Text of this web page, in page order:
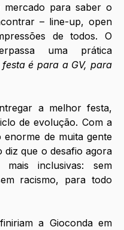
mercado para saber o
– line-up, open
de todos. O
uma prática
é para a GV, para
a melhor festa,
de evolução. Com a
de muita gente
que o desafio agora
inclusivas: sem
racismo, para todo
a Gioconda em